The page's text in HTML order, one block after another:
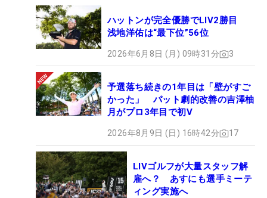
ハットンが完全優勝でLIV2勝目
浅地洋佑は“最下位”56位
2026年6月8日 (月) 09時31分 3
予選落ち続きの1年目は「壁がすご
かった」 パット劇的改善の吉澤柚
月がプロ3年目で初V
2026年8月9日 (日) 16時42分 17
LIVゴルフが大量スタッフ解
雇へ？ あすにも選手ミーテ
ィング実施へ